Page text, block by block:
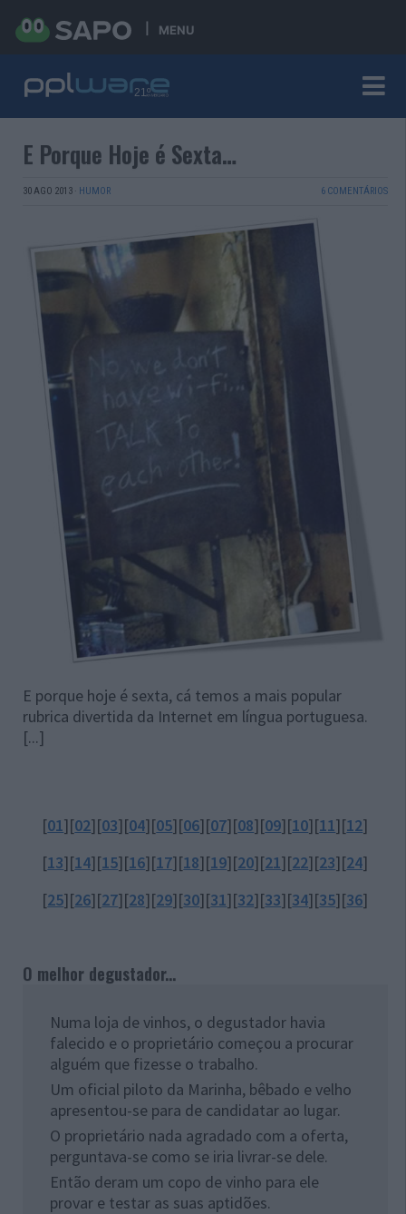
MENU
E Porque Hoje é Sexta…
30 AGO 2013 · HUMOR 6 COMENTÁRIOS
E porque hoje é sexta, cá temos a mais popular
rubrica divertida da Internet em língua portuguesa.
[...]
[01][02][03][04][05][06][07][08][09][10][11][12]
[13][14][15][16][17][18][19][20][21][22][23][24]
[25][26][27][28][29][30][31][32][33][34][35][36]
O melhor degustador...
Numa loja de vinhos, o degustador havia
falecido e o proprietário começou a procurar
alguém que fizesse o trabalho.
Um oficial piloto da Marinha, bêbado e velho
apresentou-se para de candidatar ao lugar.
O proprietário nada agradado com a oferta,
perguntava-se como se iria livrar-se dele.
Então deram um copo de vinho para ele
provar e testar as suas aptidões.